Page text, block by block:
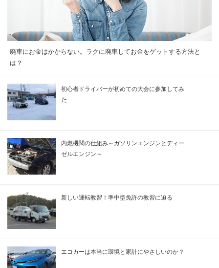
廃車にお金はかからない。ラクに廃車してお金をゲットする方法と
は？
初心者ドライバーが初めての大会に参加してみ
た
内燃機関の仕組み～ガソリンエンジンとディー
ゼルエンジン～
新しい運転教習！準中型免許の教習に迫る
エコカーは本当に環境と家計にやさしいのか？